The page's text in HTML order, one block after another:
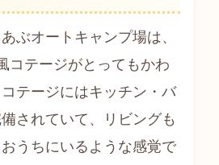
ぶオートキャンプ場は、
コテージがとってもかわ
テージにはキッチン・バ
されていて、リビングも
うちにいるような感覚で